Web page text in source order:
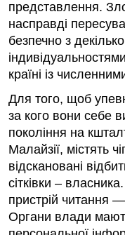
представлення.
насправді
безпечно з
країні із
Для того, щоб
за кого вони себе
покоління на
Малайзії, містять
відскановані
сітківки –
пристрій читання
Органи влади